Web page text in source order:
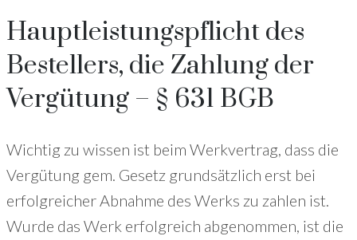
Hauptleistungspflicht des
Bestellers, die Zahlung der
Vergütung – § 631 BGB
Wichtig zu wissen ist beim Werkvertrag, dass die
Vergütung gem. Gesetz grundsätzlich erst bei
erfolgreicher Abnahme des Werks zu zahlen ist.
Wurde das Werk erfolgreich abgenommen, ist die